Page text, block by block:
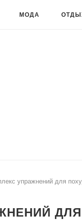
МОДА
упражнений для